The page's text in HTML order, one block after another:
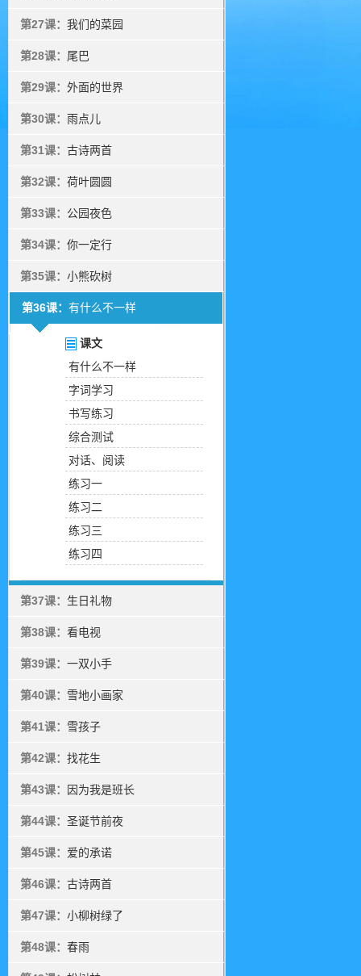
第27课： 我们的菜园
第28课： 尾巴
第29课： 外面的世界
第30课： 雨点儿
第31课： 古诗两首
第32课： 荷叶圆圆
第33课： 公园夜色
第34课： 你一定行
第35课： 小熊砍树
第36课： 有什么不一样
课文
有什么不一样
字词学习
书写练习
综合测试
对话、阅读
练习一
练习二
练习三
练习四
第37课： 生日礼物
第38课： 看电视
第39课： 一双小手
第40课： 雪地小画家
第41课： 雪孩子
第42课： 找花生
第43课： 因为我是班长
第44课： 圣诞节前夜
第45课： 爱的承诺
第46课： 古诗两首
第47课： 小柳树绿了
第48课： 春雨